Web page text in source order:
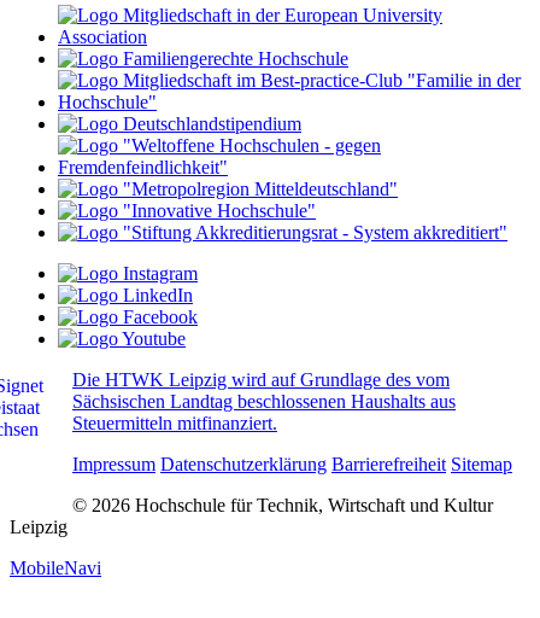
Die HTWK Leipzig wird auf Grundlage des vom
Sächsischen Landtag beschlossenen Haushalts aus
Steuermitteln mitfinanziert.
Impressum Datenschutzerklärung Barrierefreiheit Sitemap
© 2026 Hochschule für Technik, Wirtschaft und Kultur
Leipzig
MobileNavi